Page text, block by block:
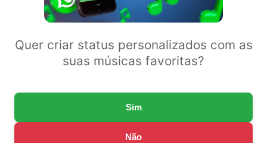
Quer criar status personalizados com as
suas músicas favoritas?
Sim
Não